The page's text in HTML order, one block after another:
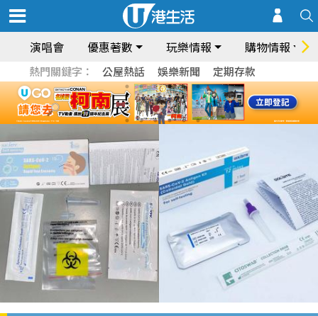
演唱會 優惠著數 玩樂情報 購物情報
熱門關鍵字： 公屋熱話 娛樂新聞 定期存款